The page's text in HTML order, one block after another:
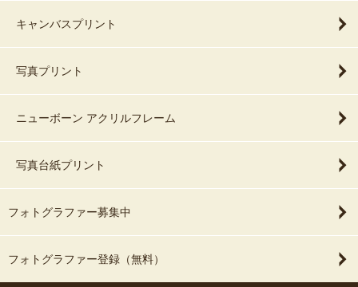
キャンバスプリント
写真プリント
ニューボーン アクリルフレーム
写真台紙プリント
フォトグラファー募集中
フォトグラファー登録（無料）